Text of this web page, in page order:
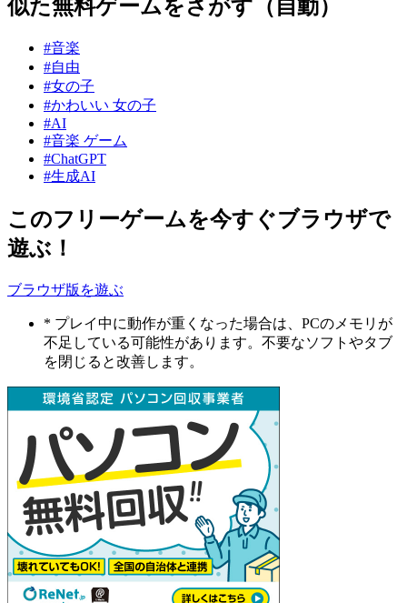
似た無料ゲームをさがす（自動）
#音楽
#自由
#女の子
#かわいい 女の子
#AI
#音楽 ゲーム
#ChatGPT
#生成AI
このフリーゲームを今すぐブラウザで
遊ぶ！
ブラウザ版を遊ぶ
* プレイ中に動作が重くなった場合は、PCのメモリが
不足している可能性があります。不要なソフトやタブ
を閉じると改善します。